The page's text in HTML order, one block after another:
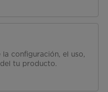
configuración, el uso,
tu producto.